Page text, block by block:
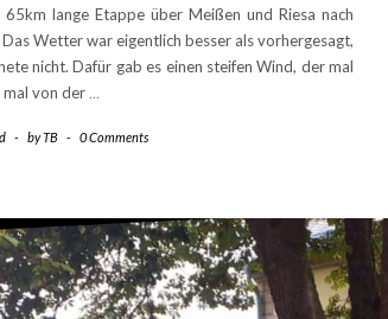
65km lange Etappe über Meißen und Riesa nach
Das Wetter war eigentlich besser als vorhergesagt,
nicht. Dafür gab es einen steifen Wind, der mal
von der…
- byTB - 0 Comments